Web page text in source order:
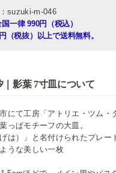
suzuki-m-046
一律 990円（税込）
（税抜）以上で送料無料。
｜影葉 7寸皿について
にて工房「アトリエ・ツム・
っぱモチーフの大皿。
げは）」と名付けられたプレ
うな美しい一枚